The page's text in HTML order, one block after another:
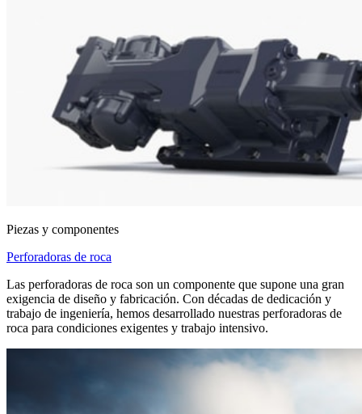
Piezas y componentes
Perforadoras de roca
Las perforadoras de roca son un componente que supone una gran
exigencia de diseño y fabricación. Con décadas de dedicación y
trabajo de ingeniería, hemos desarrollado nuestras perforadoras de
roca para condiciones exigentes y trabajo intensivo.